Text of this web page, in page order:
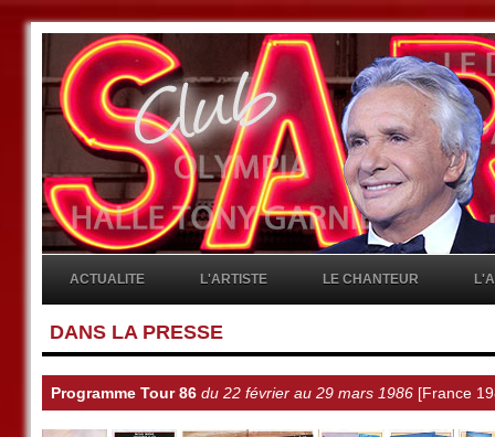
ACTUALITE L'ARTISTE LE CHANTEUR
DANS LA PRESSE
Programme Tour 86 du 22 février au 29 mars 1986[France